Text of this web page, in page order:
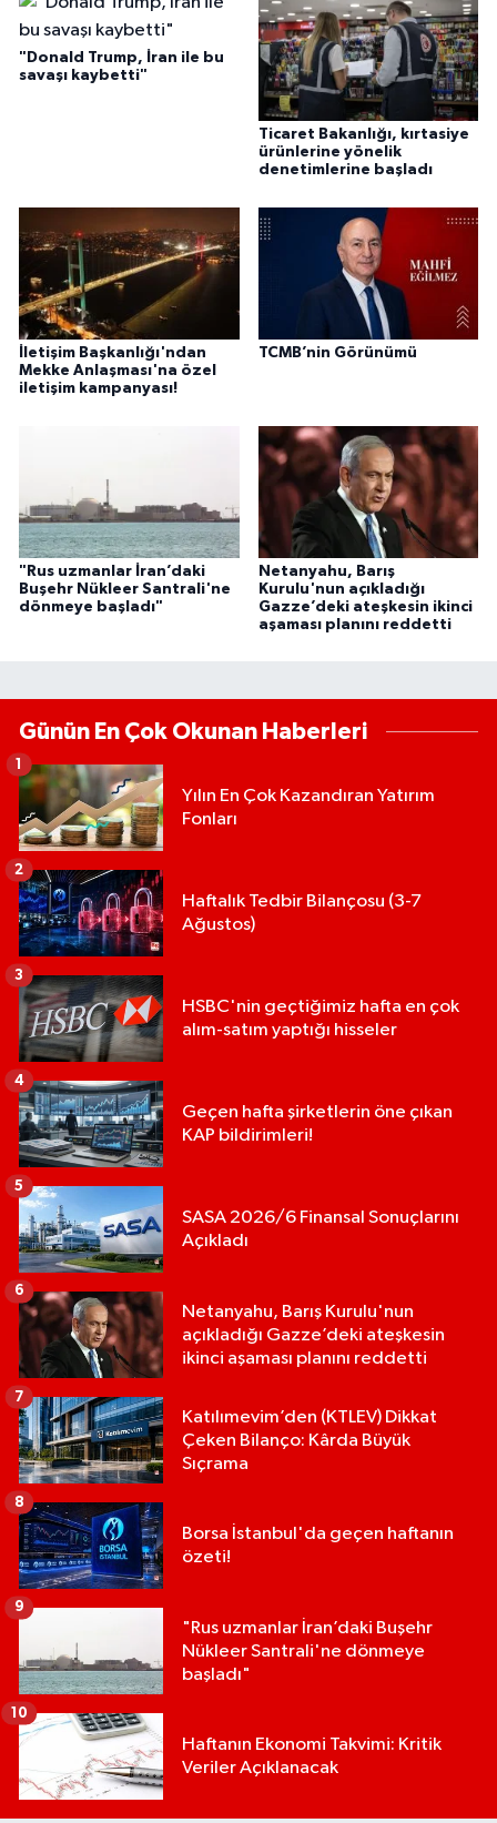
"Donald Trump, İran ile bu
savaşı kaybetti"
Ticaret Bakanlığı, kırtasiye
ürünlerine yönelik
denetimlerine başladı
İletişim Başkanlığı'ndan
Mekke Anlaşması'na özel
iletişim kampanyası!
TCMB’nin Görünümü
"Rus uzmanlar İran’daki
Buşehr Nükleer Santrali'ne
dönmeye başladı"
Netanyahu, Barış
Kurulu'nun açıkladığı
Gazze’deki ateşkesin ikinci
aşaması planını reddetti
Günün En Çok Okunan Haberleri
Yılın En Çok Kazandıran Yatırım
Fonları
1
Haftalık Tedbir Bilançosu (3-7
Ağustos)
2
HSBC'nin geçtiğimiz hafta en çok
alım-satım yaptığı hisseler
3
Geçen hafta şirketlerin öne çıkan
KAP bildirimleri!
4
SASA 2026/6 Finansal Sonuçlarını
Açıkladı
5
Netanyahu, Barış Kurulu'nun
açıkladığı Gazze’deki ateşkesin
ikinci aşaması planını reddetti
6
Katılımevim’den (KTLEV) Dikkat
Çeken Bilanço: Kârda Büyük
Sıçrama
7
Borsa İstanbul'da geçen haftanın
özeti!
8
"Rus uzmanlar İran’daki Buşehr
Nükleer Santrali'ne dönmeye
başladı"
9
Haftanın Ekonomi Takvimi: Kritik
Veriler Açıklanacak
10